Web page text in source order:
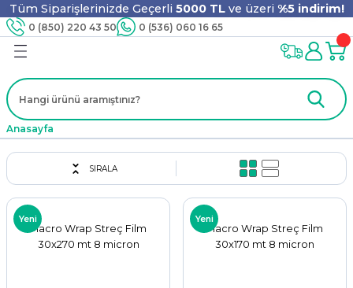
Tüm Siparişlerinizde Geçerli 5000 TLve üzeri %5 indirim!
0 (850) 220 43 50 0 (536) 060 16 65
Geri Dön
Geri Dön
Ürünleri
Geri Dön
Geri Dön
Tahta Karıştırıcı
Geri Dön
Geri Dön
Geri Dön
Geri Dön
Anasayfa
SIRALA
Yeni
Macro Wrap Streç Film
30x270 mt 8 micron
Yeni
Macro Wrap Streç Film
30x170 mt 8 micron